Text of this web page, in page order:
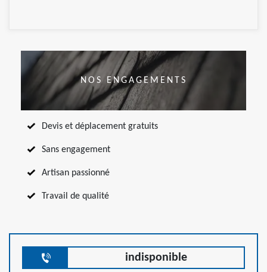
NOS ENGAGEMENTS
Devis et déplacement gratuits
Sans engagement
Artisan passionné
Travail de qualité
indisponible